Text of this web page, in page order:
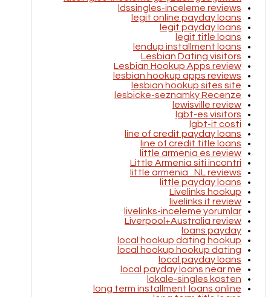
ldssingles-inceleme reviews
legit online payday loans
legit payday loans
legit title loans
lendup installment loans
Lesbian Dating visitors
Lesbian Hookup Apps review
lesbian hookup apps reviews
lesbian hookup sites site
lesbicke-seznamky Recenze
lewisville review
lgbt-es visitors
lgbt-it costi
line of credit payday loans
line of credit title loans
little armenia es review
Little Armenia siti incontri
little armenia_NL reviews
little payday loans
Livelinks hookup
livelinks it review
livelinks-inceleme yorumlar
Liverpool+Australia review
loans payday
local hookup dating hookup
local hookup hookup dating
local payday loans
local payday loans near me
lokale-singles kosten
long term installment loans online